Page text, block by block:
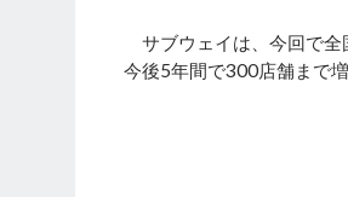
サブウェイは、今回で全
今後5年間で300店舗まで